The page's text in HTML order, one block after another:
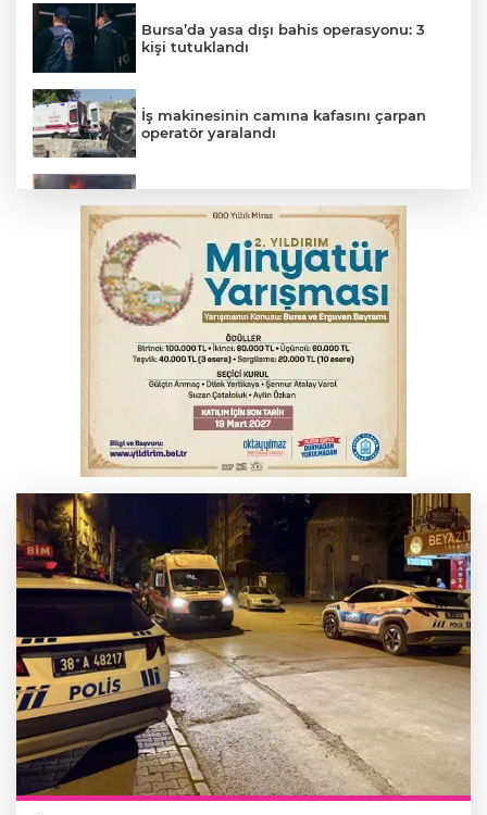
Bursa’da yasa dışı bahis operasyonu: 3
kişi tutuklandı
İş makinesinin camına kafasını çarpan
operatör yaralandı
sıçrayan alevler söndürüldü
Otomobil kanala uçtu: 2 yaralı
Bursa'da Mustafa Keser'den müzik ve
kahkaha dolu gece
Elektrik akımına kapılan işçi hayatını
kaybetti